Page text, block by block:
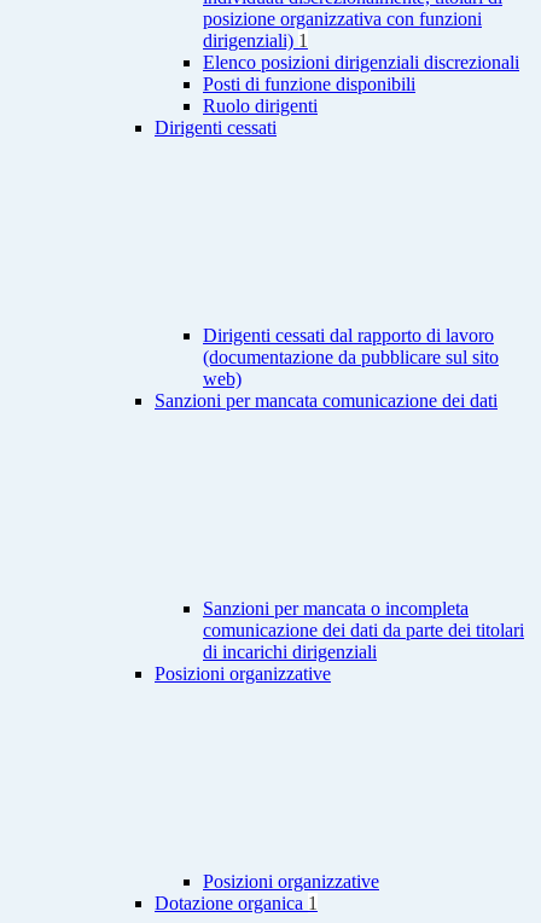
posizione organizzativa con funzioni
dirigenziali) 1
Elenco posizioni dirigenziali discrezionali
Posti di funzione disponibili
Ruolo dirigenti
Dirigenti cessati
Dirigenti cessati dal rapporto di lavoro
(documentazione da pubblicare sul sito
web)
Sanzioni per mancata comunicazione dei dati
Sanzioni per mancata o incompleta
comunicazione dei dati da parte dei titolari
di incarichi dirigenziali
Posizioni organizzative
Posizioni organizzative
Dotazione organica 1